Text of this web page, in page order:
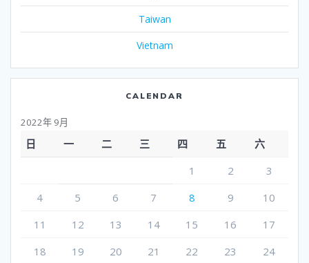
Taiwan
Vietnam
CALENDAR
2022年 9月
日 一 二 三 四 五
六
1
2
3
4
5 6 7 8 9
10
11
12 13 14 15 16
17
18
19 20 21 22 23
24